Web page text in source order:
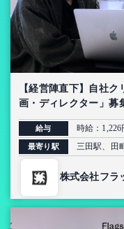
【経営陣直下】自社
画・ディレクター」募
上流インターン【AI導
給与 時給：1,226
最寄り駅 三田駅、田
株式会社フラ